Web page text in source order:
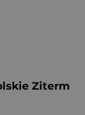
Ziterm